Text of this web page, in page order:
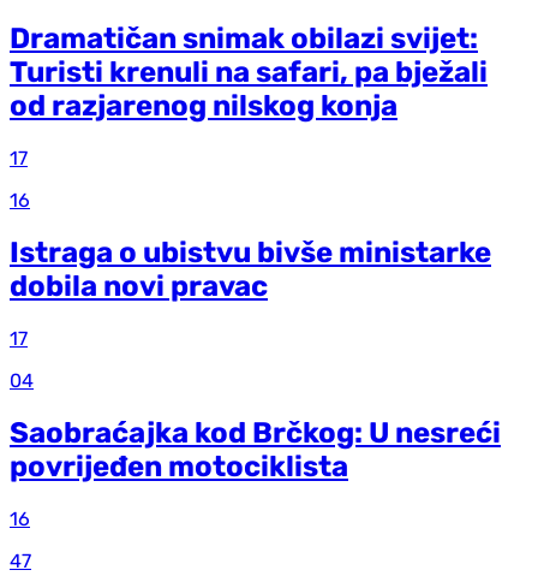
Dramatičan snimak obilazi svijet:
Turisti krenuli na safari, pa bježali
od razjarenog nilskog konja
17
16
Istraga o ubistvu bivše ministarke
dobila novi pravac
17
04
Saobraćajka kod Brčkog: U nesreći
povrijeđen motociklista
16
47